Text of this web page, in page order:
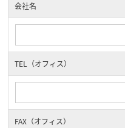
会社名
TEL（オフィス）
FAX（オフィス）